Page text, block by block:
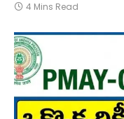
4 Mins Read